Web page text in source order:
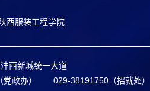
西服装工程学院
西新城统一大道
党政办）
029-38191750（招就处）